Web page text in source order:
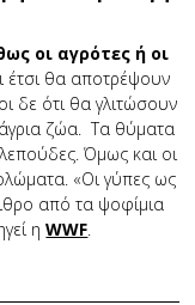
οι αγρότες ή οι
έτσι θα αποτρέψουν
δε ότι θα γλιτώσουν
ζώα. Τα θύματα
Όμως και οι
«Οι γύπες ως
από τα ψοφίμια
ηWWF.